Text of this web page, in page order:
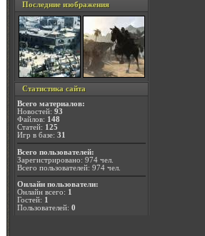
Последние изображения
Статистика сайта
Всего материалов:
Новостей: 93
Файлов: 148
Статей: 125
Игр в базе: 31
Всего пользователей:
Зарегистрировано: 974 чел.
Всего пользователей: 974 чел.
Онлайн пользователи:
Онлайн всего: 1
Гостей: 1
Пользователей: 0